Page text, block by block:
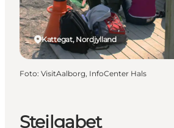
For børn
Stejlgabet
Kattegat, Nordjylland
Foto: VisitAalborg, InfoCenter Hals